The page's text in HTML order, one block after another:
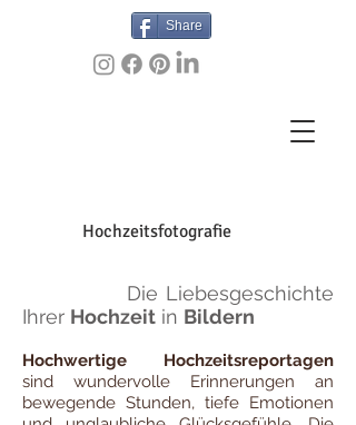
Share
Die Liebesgeschichte
Ihrer Hochzeit in Bildern
Hochwertige Hochzeitsreportagen
sind wundervolle Erinnerungen an
bewegende Stunden, tiefe Emotionen
Hochzeitsfotografie